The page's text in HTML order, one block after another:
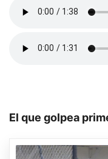
El que golpea